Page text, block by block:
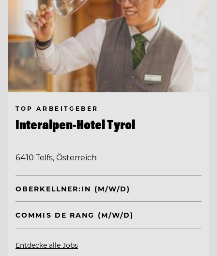
TOP ARBEITGEBER
Interalpen-Hotel Tyrol
6410 Telfs, Österreich
OBERKELLNER:IN (M/W/D)
COMMIS DE RANG (M/W/D)
Entdecke alle Jobs